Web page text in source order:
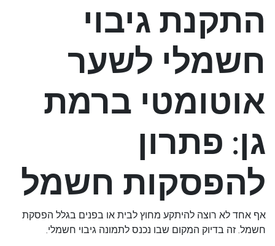
התקנת גיבוי
חשמלי לשער
אוטומטי ברמת
גן: פתרון
להפסקות חשמל
אף אחד לא רוצה להיתקע מחוץ לבית או בפנים בגלל הפסקת
חשמל. זה בדיוק המקום שבו נכנס לתמונה גיבוי חשמלי.